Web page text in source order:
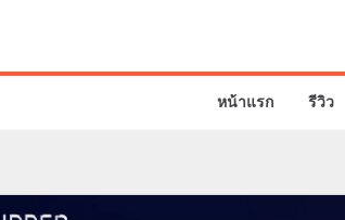
หน้าแรก รีวิว